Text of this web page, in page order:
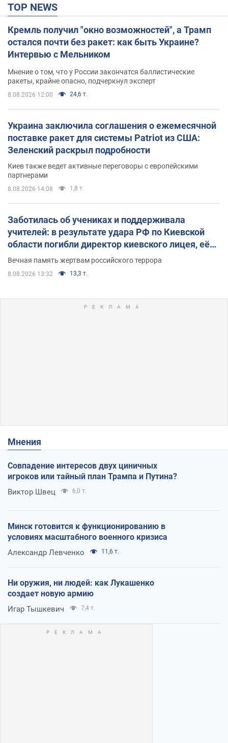
TOP NEWS
Кремль получил "окно возможностей", а Трамп
остался почти без ракет: как быть Украине?
Интервью с Мельником
Мнение о том, что у России закончатся баллистические
ракеты, крайне опасно, подчеркнул эксперт
8.08.2026 12:00 24,6 т.
Украина заключила соглашения о ежемесячной
поставке ракет для системы Patriot из США:
Зеленский раскрыл подробности
Киев также ведет активные переговоры с европейскими
партнерами
8.08.2026 14:08 1,8 т.
Заботилась об учениках и поддерживала
учителей: в результате удара РФ по Киевской
области погибли директор киевского лицея, её
муж и внук
Вечная память жертвам российского террора
8.08.2026 13:32 13,3 т.
Мнения
Совпадение интересов двух циничных
игроков или тайный план Трампа и Путина?
Виктор Швец 6,0 т.
Минск готовится к функционированию в
условиях масштабного военного кризиса
Александр Левченко 11,6 т.
Ни оружия, ни людей: как Лукашенко
создает новую армию
Игар Тышкевич 7,4 т.